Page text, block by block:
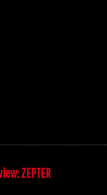
ZEPTER